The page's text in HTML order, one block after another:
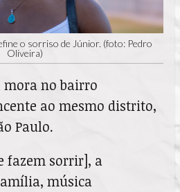
o sorriso de Júnior. (foto: Pedro
Oliveira)
mora no bairro
ao mesmo distrito,
Paulo.
fazem sorrir], a
música